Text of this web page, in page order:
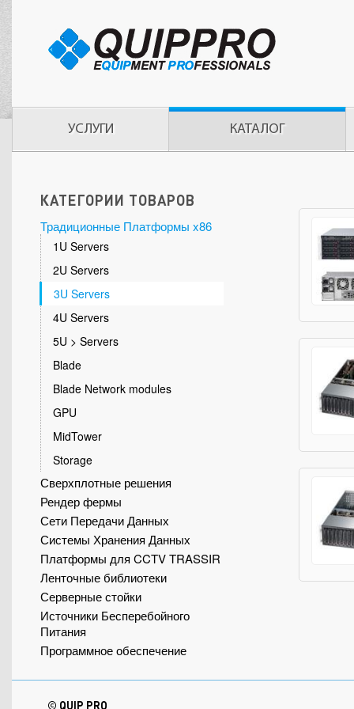
УСЛУГИ КАТАЛОГ
КАТЕГОРИИ ТОВАРОВ
Традиционные Платформы x86
1U Servers
2U Servers
3U Servers
4U Servers
5U > Servers
Blade
Blade Network modules
GPU
MidTower
Storage
Сверхплотные решения
Рендер фермы
Сети Передачи Данных
Системы Хранения Данных
Платформы для CCTV TRASSIR
Ленточные библиотеки
Серверные стойки
Источники Бесперебойного
Питания
Программное обеспечение
© QUIP PRO